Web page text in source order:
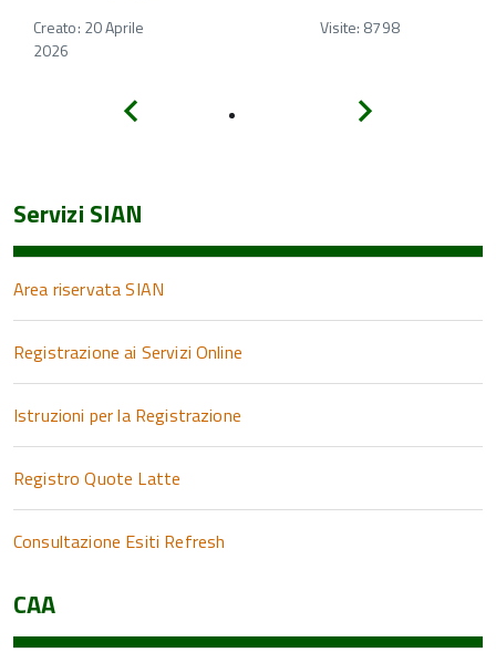
Creato: 20 Aprile
2026
Visite: 8798
Servizi SIAN
Area riservata SIAN
Registrazione ai Servizi Online
Istruzioni per la Registrazione
Registro Quote Latte
Consultazione Esiti Refresh
CAA